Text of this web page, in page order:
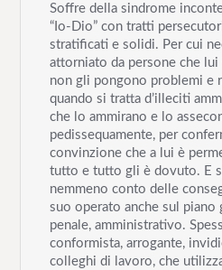
Soffre della sindrome
“Io-Dio” con tratti
stratificati e solidi. Per cui
attorniato da persone che
non gli pongono problemi e
quando si tratta d’illeciti
che lo ammirano e lo
pedissequamente, per
convinzione che a lui è
tutto e tutto gli è dovuto. E
nemmeno conto delle
suo operato anche sul piano
penale, amministrativo.
conformista, arrogante,
colleghi di lavoro, che